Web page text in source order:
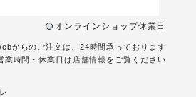
オンラインショップ休業日
からのご注文は、24時間承っております
業時間・休業日は 店舗情報 をご覧ください